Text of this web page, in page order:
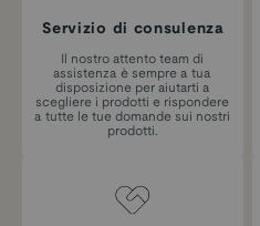
Servizio di consulenza
Il nostro attento team di
assistenza è sempre a tua
disposizione per aiutarti a
scegliere i prodotti e rispondere
a tutte le tue domande sui nostri
prodotti.